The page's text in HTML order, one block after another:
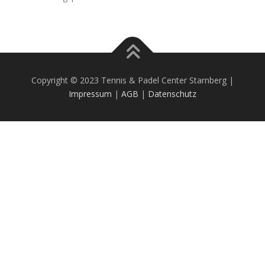
Copyright © 2023 Tennis & Padel Center Starnberg |
Impressum | AGB | Datenschutz